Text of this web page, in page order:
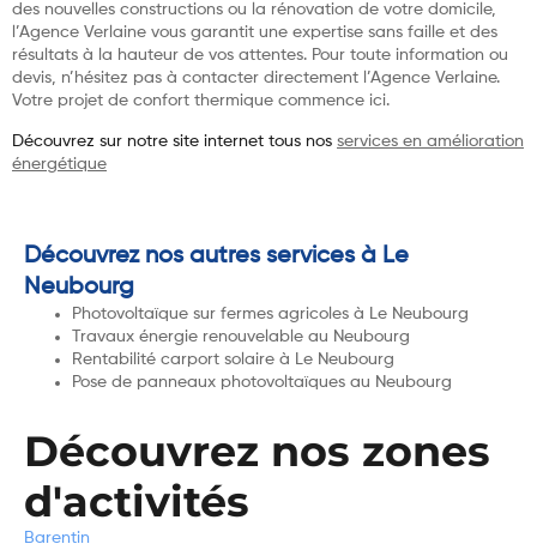
des nouvelles constructions ou la rénovation de votre domicile,
l’Agence Verlaine vous garantit une expertise sans faille et des
résultats à la hauteur de vos attentes. Pour toute information ou
devis, n’hésitez pas à contacter directement l’Agence Verlaine.
Votre projet de confort thermique commence ici.
Découvrez sur notre site internet tous nos services en amélioration
énergétique
Découvrez nos autres services à Le
Neubourg
Photovoltaïque sur fermes agricoles à Le Neubourg
Travaux énergie renouvelable au Neubourg
Rentabilité carport solaire à Le Neubourg
Pose de panneaux photovoltaïques au Neubourg
Découvrez nos zones
d'activités
Barentin